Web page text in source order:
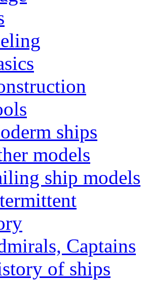
ships
models
ship models
Captains
of ships